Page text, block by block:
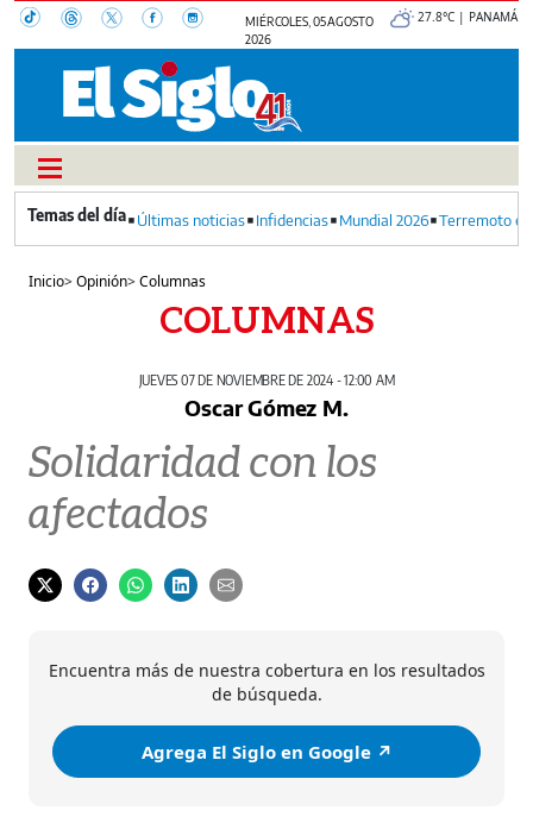
MIÉRCOLES, 05 AGOSTO
2026
27.8°C | PANAMÁ
Últimas noticias Infidencias Mundial 2026 Terremoto
Inicio>Opinión>Columnas
COLUMNAS
JUEVES 07 DE NOVIEMBRE DE 2024 - 12:00 AM
Oscar Gómez M.
Solidaridad con los
afectados
Encuentra más de nuestra cobertura en los resultados
de búsqueda.
Agrega El Siglo en Google ↗️